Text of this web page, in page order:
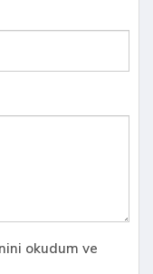
okudum ve